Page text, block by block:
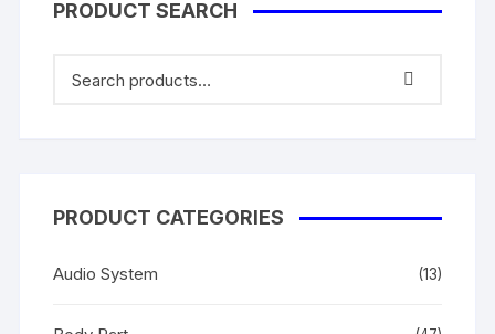
PRODUCT SEARCH
PRODUCT CATEGORIES
Audio System (13)